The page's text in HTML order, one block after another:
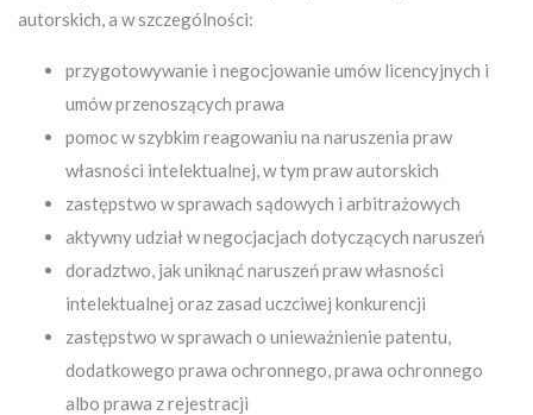
autorskich, a w szczególności:
przygotowywanie i negocjowanie umów licencyjnych i
umów przenoszących prawa
pomoc w szybkim reagowaniu na naruszenia praw
własności intelektualnej, w tym praw autorskich
zastępstwo w sprawach sądowych i arbitrażowych
aktywny udział w negocjacjach dotyczących naruszeń
doradztwo, jak uniknąć naruszeń praw własności
intelektualnej oraz zasad uczciwej konkurencji
zastępstwo w sprawach o unieważnienie patentu,
dodatkowego prawa ochronnego, prawa ochronnego
albo prawa z rejestracji